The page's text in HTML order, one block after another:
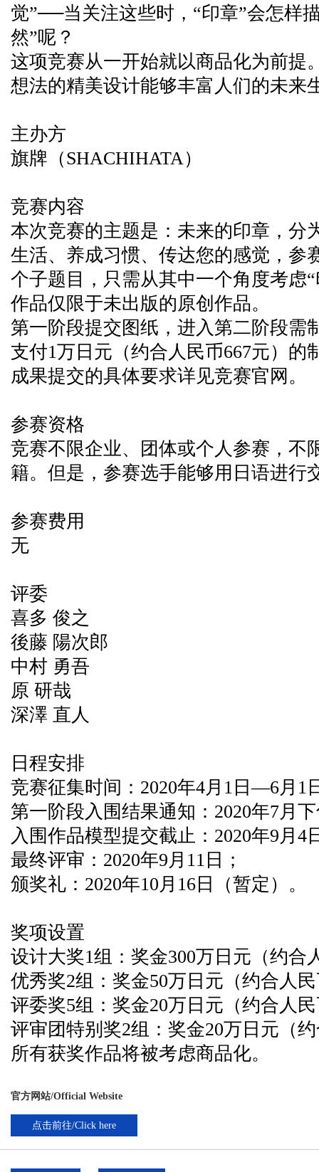
觉”──当关注这些时，“印章”会怎样
然”呢？
这项竞赛从一开始就以商品化为前提
想法的精美设计能够丰富人们的未来
主办方
旗牌（SHACHIHATA）
竞赛内容
本次竞赛的主题是：未来的印章，分
生活、养成习惯、传达您的感觉，参
个子题目，只需从其中一个角度考虑
作品仅限于未出版的原创作品。
第一阶段提交图纸，进入第二阶段需
支付1万日元（约合人民币667元）的
成果提交的具体要求详见竞赛官网。
参赛资格
竞赛不限企业、团体或个人参赛，不
籍。但是，参赛选手能够用日语进行
参赛费用
无
评委
喜多 俊之
後藤 陽次郎
中村 勇吾
原 研哉
深澤 直人
日程安排
竞赛征集时间：2020年4月1日—6月1
第一阶段入围结果通知：2020年7月
入围作品模型提交截止：2020年9月4
最终评审：2020年9月11日；
颁奖礼：2020年10月16日（暂定）。
奖项设置
设计大奖1组：奖金300万日元（约合
优秀奖2组：奖金50万日元（约合人
评委奖5组：奖金20万日元（约合人
评审团特别奖2组：奖金20万日元（
所有获奖作品将被考虑商品化。
官方网站/Official Website
点击前往/Click here